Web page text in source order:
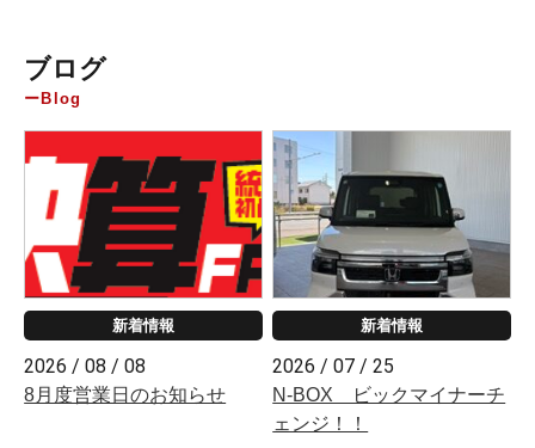
ブログ
Blog
新着情報
2026 / 08 / 08
8月度営業日のお知らせ
新着情報
2026 / 07 / 25
N-BOX ビックマイナーチ
ェンジ！！